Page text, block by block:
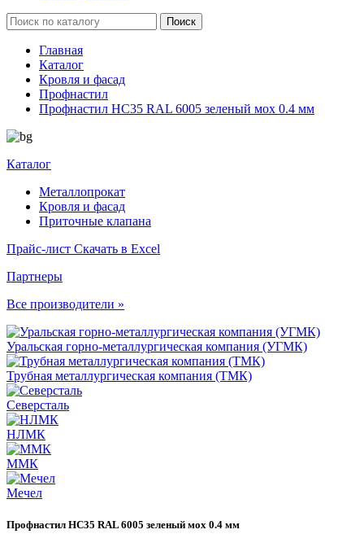
Главная
Каталог
Кровля и фасад
Профнастил
Профнастил НС35 RAL 6005 зеленый мох 0.4 мм
Каталог
Металлопрокат
Кровля и фасад
Приточные клапана
Прайс-лист Скачать в Excel
Партнеры
Все производители »
Уральская горно-металлургическая компания (УГМК)
Трубная металлургическая компания (ТМК)
Северсталь
НЛМК
ММК
Мечел
Профнастил НС35 RAL 6005 зеленый мох 0.4 мм